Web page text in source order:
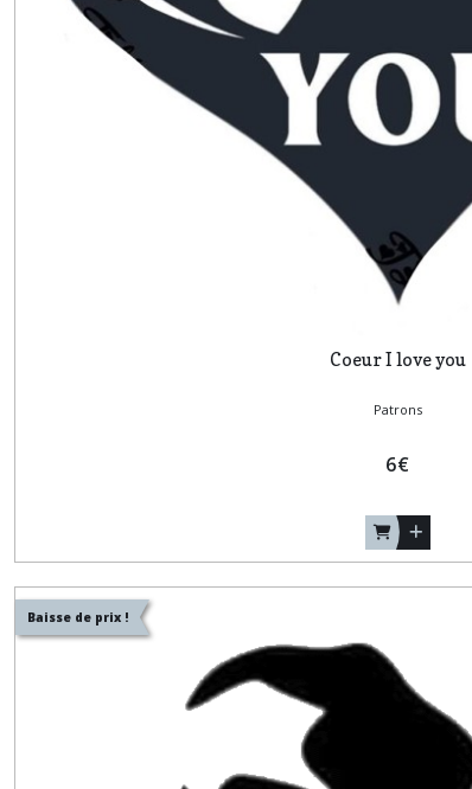
Coeur I love you
Patrons
6€
Baisse de prix !